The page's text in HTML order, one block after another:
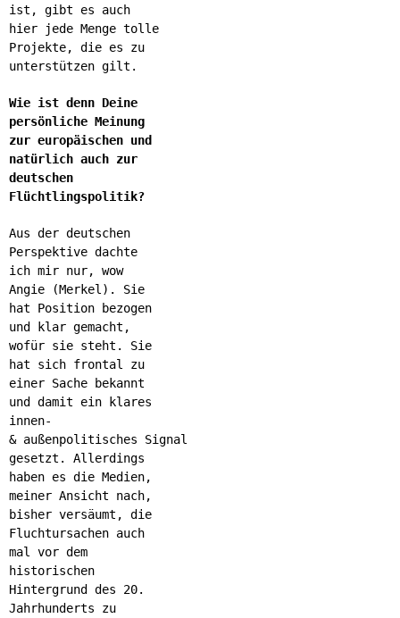
ist, gibt es auch
hier jede Menge tolle
Projekte, die es zu
unterstützen gilt.
Wie ist denn Deine
persönliche Meinung
zur europäischen und
natürlich auch zur
deutschen
Flüchtlingspolitik?
Aus der deutschen
Perspektive dachte
ich mir nur, wow
Angie (Merkel). Sie
hat Position bezogen
und klar gemacht,
wofür sie steht. Sie
hat sich frontal zu
einer Sache bekannt
und damit ein klares
innen-
& außenpolitisches Signal
gesetzt. Allerdings
haben es die Medien,
meiner Ansicht nach,
bisher versäumt, die
Fluchtursachen auch
mal vor dem
historischen
Hintergrund des 20.
Jahrhunderts zu